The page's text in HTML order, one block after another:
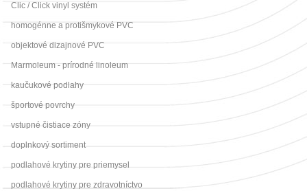
Clic / Click vinyl systém
homogénne a protišmykové PVC
objektové dizajnové PVC
Marmoleum - prírodné linoleum
kaučukové podlahy
športové povrchy
vstupné čistiace zóny
doplnkový sortiment
podlahové krytiny pre priemysel
podlahové krytiny pre zdravotníctvo